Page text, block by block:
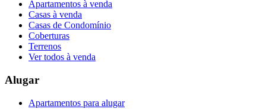
Apartamentos à venda
Casas à venda
Casas de Condomínio
Coberturas
Terrenos
Ver todos à venda
Alugar
Apartamentos para alugar